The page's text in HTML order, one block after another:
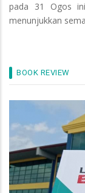
pada 31 Ogos
menunjukkan
BOOK REVIEW